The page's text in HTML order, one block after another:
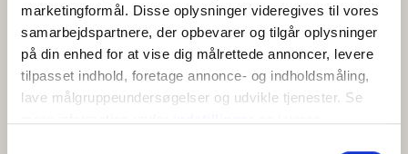
marketingformål. Disse oplysninger videregives til vores
samarbejdspartnere, der opbevarer og tilgår oplysninger
på din enhed for at vise dig målrettede annoncer, levere
tilpasset indhold, foretage annonce- og indholdsmåling,
lave målgruppeundersøgelser og udvikle tjenester. Se